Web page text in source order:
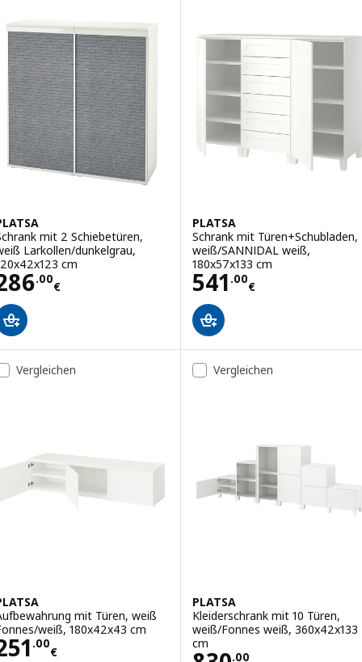
mit 2 Schiebetüren,
Larkollen/dunkelgrau,
cm
.00
€
286.00€
PLATSA
Schrank mit Türen+Schubladen,
weiß/SANNIDAL weiß,
180x57x133 cm
541 .00
€
Preis 541.00€
Vergleichen
mit Türen, weiß
weiß, 180x42x43 cm
.00
€
251.00€
Vergleichen
PLATSA
Kleiderschrank mit 10 Türen,
weiß/Fonnes weiß, 360x42x133
cm
.00